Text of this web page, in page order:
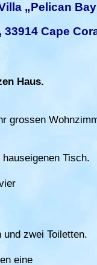
„Pelican
33914 Cape
Haus.
grossen
Tisch.
zwei Toiletten.
eine